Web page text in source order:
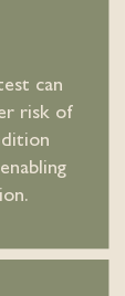
can
risk of